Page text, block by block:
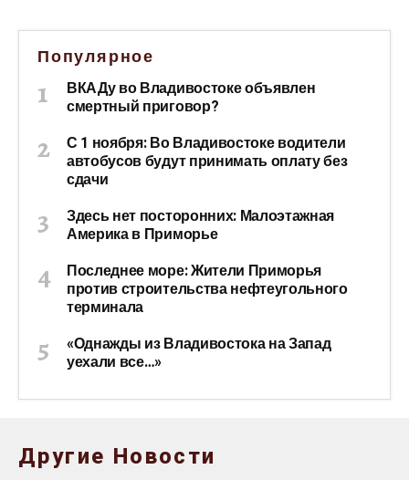
Популярное
ВКАДу во Владивостоке объявлен
смертный приговор?
С 1 ноября: Во Владивостоке водители
автобусов будут принимать оплату без
сдачи
Здесь нет посторонних: Малоэтажная
Америка в Приморье
Последнее море: Жители Приморья
против строительства нефтеугольного
терминала
«Однажды из Владивостока на Запад
уехали все…»
Другие Новости